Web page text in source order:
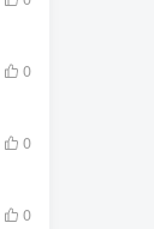
0
0
0